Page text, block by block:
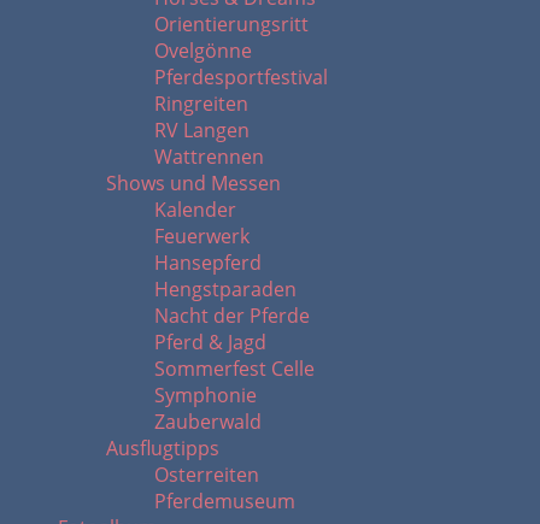
Orientierungsritt
Ovelgönne
Pferdesportfestival
Ringreiten
RV Langen
Wattrennen
Shows und Messen
Kalender
Feuerwerk
Hansepferd
Hengstparaden
Nacht der Pferde
Pferd & Jagd
Sommerfest Celle
Symphonie
Zauberwald
Ausflugtipps
Osterreiten
Pferdemuseum